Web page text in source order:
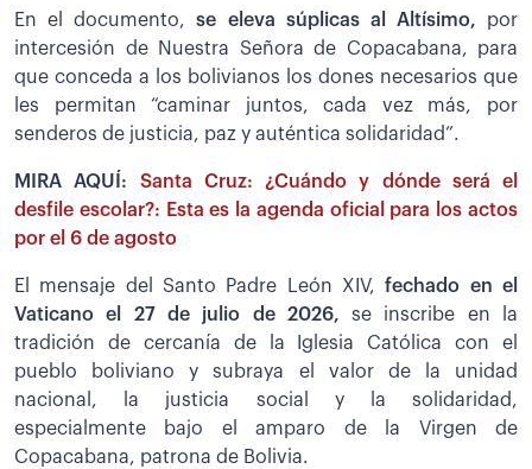
En el documento,se eleva súplicas al Altísimo, por
intercesión de Nuestra Señora de Copacabana, para
que conceda a los bolivianos los dones necesarios que
les permitan “caminar juntos, cada vez más, por
senderos de justicia, paz y auténtica solidaridad”.
MIRA AQUÍ: Santa Cruz: ¿Cuándo y dónde será el
desfile escolar?: Esta es la agenda oficial para los actos
por el 6 de agosto
El mensaje del Santo Padre León XIV,fechado en el
Vaticano el 27 de julio de 2026, se inscribe en la
tradición de cercanía de la Iglesia Católica con el
pueblo boliviano y subraya el valor de la unidad
nacional, la justicia social y la solidaridad,
especialmente bajo el amparo de la Virgen de
Copacabana, patrona de Bolivia.